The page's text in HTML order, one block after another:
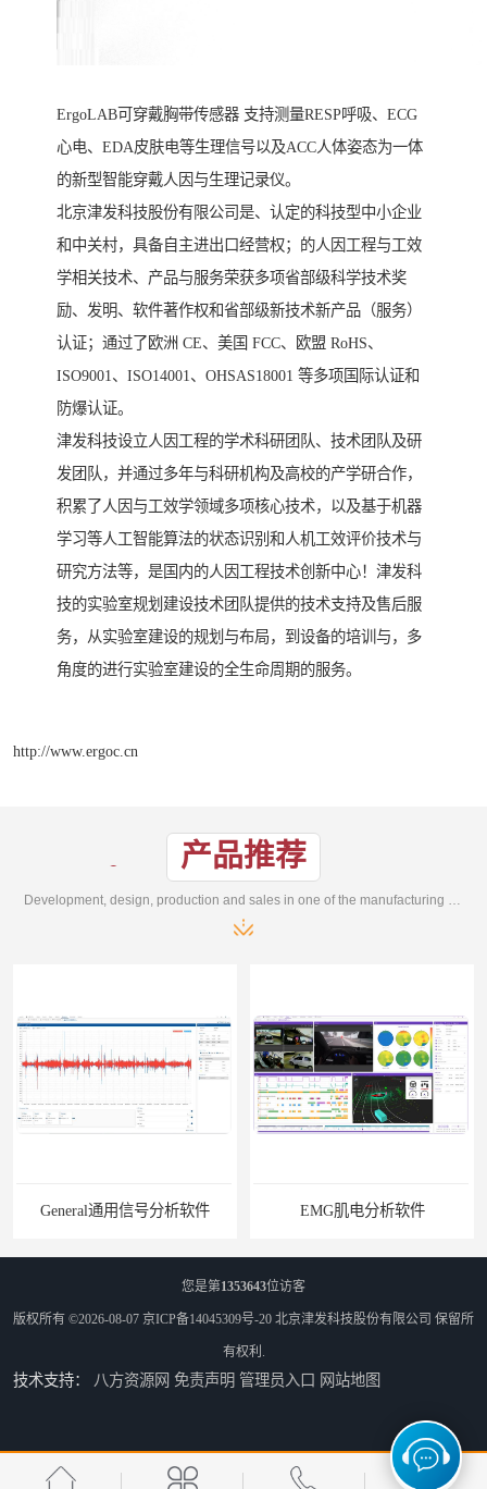
ErgoLAB可穿戴胸带传感器 支持测量RESP呼吸、ECG
心电、EDA皮肤电等生理信号以及ACC人体姿态为一体
的新型智能穿戴人因与生理记录仪。
北京津发科技股份有限公司是、认定的科技型中小企业
和中关村，具备自主进出口经营权；的人因工程与工效
学相关技术、产品与服务荣获多项省部级科学技术奖
励、发明、软件著作权和省部级新技术新产品（服务）
认证；通过了欧洲 CE、美国 FCC、欧盟 RoHS、
ISO9001、ISO14001、OHSAS18001 等多项国际认证和
防爆认证。
津发科技设立人因工程的学术科研团队、技术团队及研
发团队，并通过多年与科研机构及高校的产学研合作，
积累了人因与工效学领域多项核心技术，以及基于机器
学习等人工智能算法的状态识别和人机工效评价技术与
研究方法等，是国内的人因工程技术创新中心！津发科
技的实验室规划建设技术团队提供的技术支持及售后服
务，从实验室建设的规划与布局，到设备的培训与，多
角度的进行实验室建设的全生命周期的服务。
http://www.ergoc.cn
产品推荐
General通用信号分析软件 EMG肌电分析软件
ErgoLAB人机环境同步云平台 OMS材料物理光学属性测量仪
您是第1353643位访客
版权所有 ©2026-08-07 京ICP备14045309号-20 北京津发科技股份有限公司 保留所
有权利.
技术支持： 八方资源网 免责声明 管理员入口 网站地图